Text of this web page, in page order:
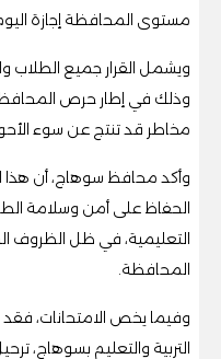
مستوى المحافظة إجازة اليوم
ويشمل القرار جميع الطلاب
وذلك في إطار حرص المحافظة
مخاطر قد تنتج عن سوء
وأكد محافظ سوهاج، أن هذا
الحفاظ على أمن وسلامة
التعليمية، في ظل الظروف
المحافظة.
وفيما يخص الامتحانات، فقد
التربية والتعليم بسوهاج،